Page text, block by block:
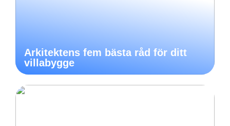
Arkitektens fem bästa råd för ditt
villabygge